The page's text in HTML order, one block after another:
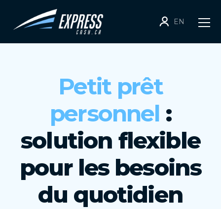
EN
Petit prêt
personnel :
solution flexible
pour les besoins
du quotidien